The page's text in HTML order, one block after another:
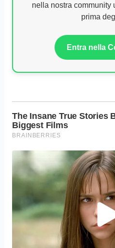
nella nostra community
prima
Entra nella